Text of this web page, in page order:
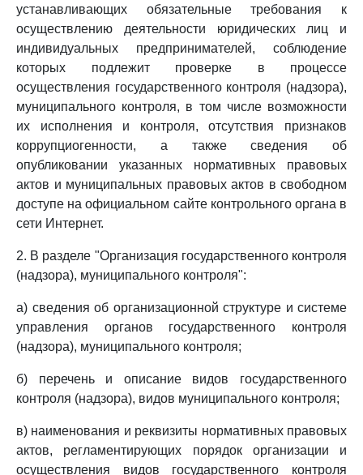
устанавливающих обязательные требования к
осуществлению деятельности юридических лиц и
индивидуальных предпринимателей, соблюдение
которых подлежит проверке в процессе
осуществления государственного контроля (надзора),
муниципального контроля, в том числе возможности
их исполнения и контроля, отсутствия признаков
коррупциогенности, а также сведения об
опубликовании указанных нормативных правовых
актов и муниципальных правовых актов в свободном
доступе на официальном сайте контрольного органа в
сети Интернет.
2. В разделе "Организация государственного контроля
(надзора), муниципального контроля":
а) сведения об организационной структуре и системе
управления органов государственного контроля
(надзора), муниципального контроля;
б) перечень и описание видов государственного
контроля (надзора), видов муниципального контроля;
в) наименования и реквизиты нормативных правовых
актов, регламентирующих порядок организации и
осуществления видов государственного контроля